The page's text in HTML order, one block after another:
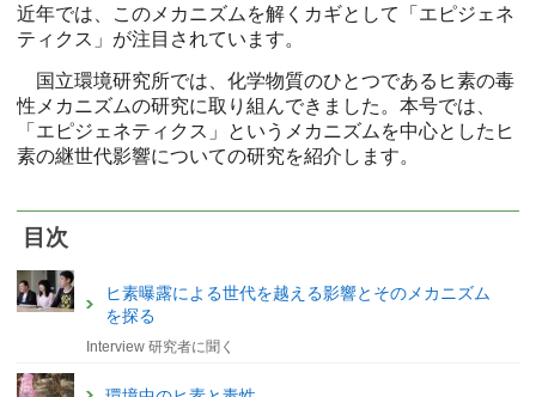
近年では、このメカニズムを解くカギとして「エピジェネ
ティクス」が注目されています。
国立環境研究所では、化学物質のひとつであるヒ素の毒
性メカニズムの研究に取り組んできました。本号では、
「エピジェネティクス」というメカニズムを中心としたヒ
素の継世代影響についての研究を紹介します。
目次
ヒ素曝露による世代を越える影響とそのメカニズム
を探る
Interview 研究者に聞く